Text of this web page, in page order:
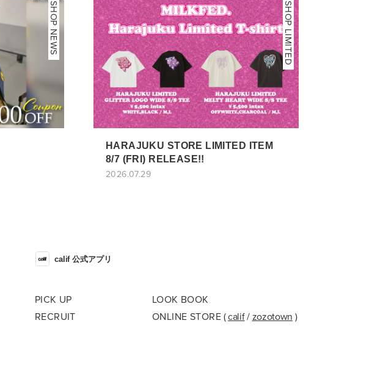
NEWS
SHOP NEWS SHOP LIMITED
HARAJUKU STORE LIMITED ITEM
8/7 (FRI) RELEASE!!
2026.07.29
PICK UP
LOOK BOOK
RECRUIT ONLINE STORE (calif/ zozotown )
calif 公式アプリ